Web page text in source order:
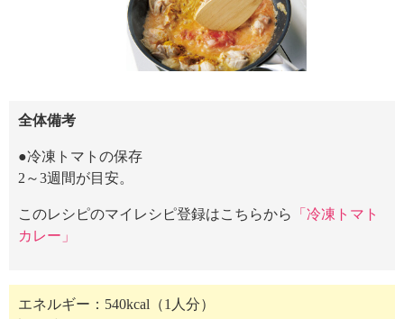
全体備考
●冷凍トマトの保存
2～3週間が目安。
このレシピのマイレシピ登録はこちらから
「冷凍トマト
カレー」
エネルギー：540kcal（1人分）